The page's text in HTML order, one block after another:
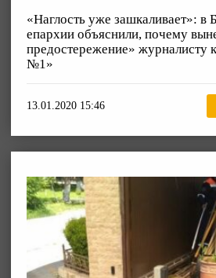
«Наглость уже зашкаливает»: в
епархии объяснили, почему
предостережение» журналисту
№1»
13.01.2020 15:46